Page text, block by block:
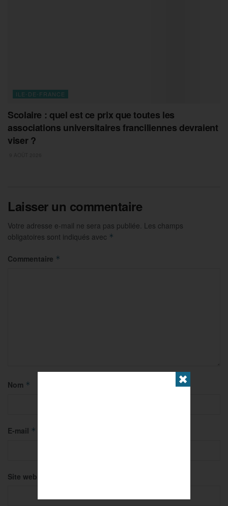
ILE-DE-FRANCE
Scolaire : quel est ce prix que toutes les
associations universitaires franciliennes devraient
viser ?
Laisser un commentaire
Votre adresse e-mail ne sera pas publiée. Les champs
obligatoires sont indiqués avec *
Commentaire *
Nom *
E-mail *
Site web
✖